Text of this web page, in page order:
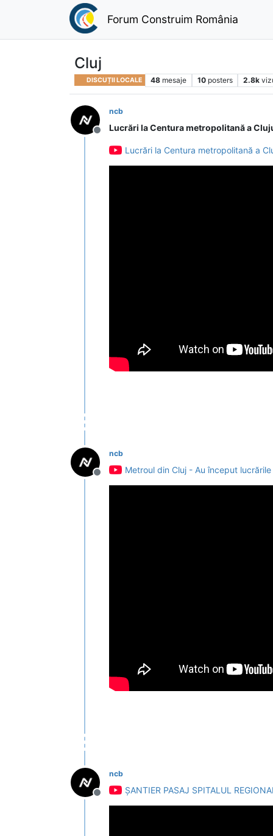
Forum Construim România
Cluj
DISCUȚII LOCALE 48 mesaje 10 posters 2.8k
Deconectat
ncb
Lucrări la Centura metropolitană a
Lucrări la Centura metropolitană a
Deconectat
ncb
Metroul din Cluj - Au început
Deconectat
ncb
ȘANTIER PASAJ SPITALUL